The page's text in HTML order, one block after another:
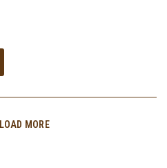
LOAD MORE